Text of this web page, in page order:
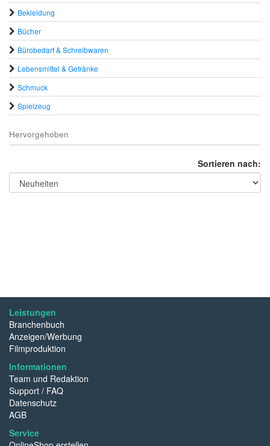
Bekleidung
Bücher
Bürobedarf & Schreibwaren
Lebensmittel & Getränke
Schmuck
Spielzeug
Hervorgehoben
Sortieren nach:
Leistungen
Branchenbuch
Anzeigen/Werbung
Filmproduktion
Informationen
Team und Redaktion
Support / FAQ
Datenschutz
AGB
Service